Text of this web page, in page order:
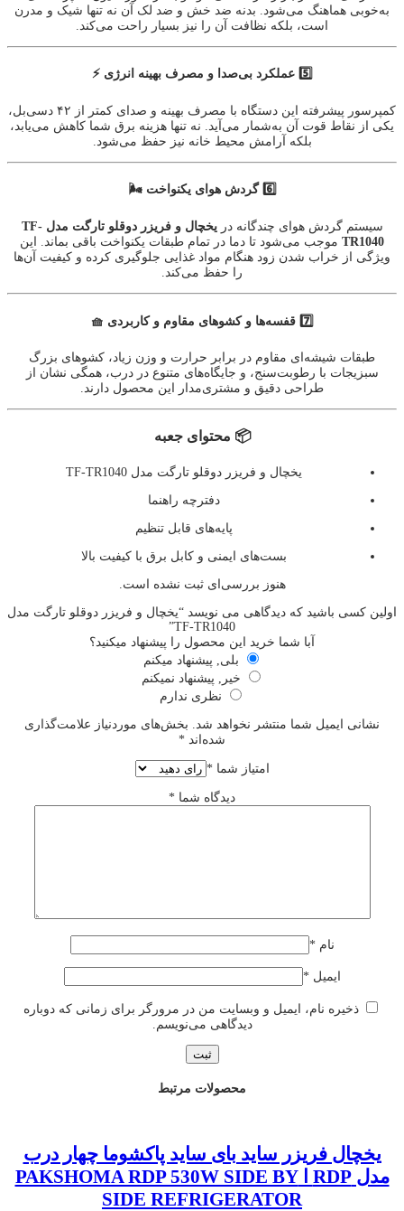
به‌خوبی هماهنگ می‌شود. بدنه ضد خش و ضد لک آن نه تنها شیک و مدرن
است، بلکه نظافت آن را نیز بسیار راحت می‌کند.
5️⃣ عملکرد بی‌صدا و مصرف بهینه انرژی ⚡
کمپرسور پیشرفته این دستگاه با مصرف بهینه و صدای کمتر از ۴۲ دسی‌بل،
یکی از نقاط قوت آن به‌شمار می‌آید. نه تنها هزینه برق شما کاهش می‌یابد،
بلکه آرامش محیط خانه نیز حفظ می‌شود.
6️⃣ گردش هوای یکنواخت 🌬️
سیستم گردش هوای چندگانه در
یخچال و فریزر دوقلو تارگت مدل TF-
TR1040 موجب می‌شود تا دما در تمام طبقات یکنواخت باقی بماند. این
ویژگی از خراب شدن زود هنگام مواد غذایی جلوگیری کرده و کیفیت آن‌ها
را حفظ می‌کند.
7️⃣ قفسه‌ها و کشوهای مقاوم و کاربردی 🧺
طبقات شیشه‌ای مقاوم در برابر حرارت و وزن زیاد، کشوهای بزرگ
سبزیجات با رطوبت‌سنج، و جایگاه‌های متنوع در درب، همگی نشان از
طراحی دقیق و مشتری‌مدار این محصول دارند.
📦 محتوای جعبه
یخچال و فریزر دوقلو تارگت مدل TF-TR1040
دفترچه راهنما
پایه‌های قابل تنظیم
بست‌های ایمنی و کابل برق با کیفیت بالا
هنوز بررسی‌ای ثبت نشده است.
اولین کسی باشید که دیدگاهی می نویسد “یخچال و فریزر دوقلو تارگت مدل
TF-TR1040”
آبا شما خرید این محصول را پیشنهاد میکنید؟
بلی, پیشنهاد میکنم
خیر, پیشنهاد نمیکنم
نظری ندارم
نشانی ایمیل شما منتشر نخواهد شد.
بخش‌های موردنیاز علامت‌گذاری
شده‌اند *
امتیاز شما*
دیدگاه شما *
نام*
ایمیل*
ذخیره نام، ایمیل و وبسایت من در مرورگر برای زمانی که دوباره
دیدگاهی می‌نویسم.
محصولات مرتبط
یخچال فریزر ساید بای ساید پاکشوما چهار درب
مدل RDP ا PAKSHOMA RDP 530W SIDE BY
SIDE REFRIGERATOR